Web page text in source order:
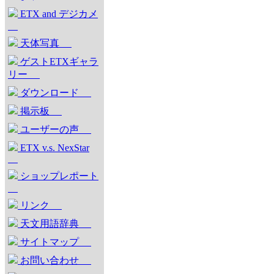
ETX and デジカメ
天体写真
ゲストETXギャラ
リー
ダウンロード
掲示板
ユーザーの声
ETX v.s. NexStar
ショップレポート
リンク
天文用語辞典
サイトマップ
お問い合わせ